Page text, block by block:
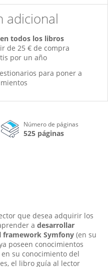
adicional
todos los libros
de 25 € de compra
por un año
para poner a
Número de páginas
525 páginas
que desea adquirir los
a desarrollar
framework Symfony (en su
poseen conocimientos
su conocimiento del
el libro guía al lector